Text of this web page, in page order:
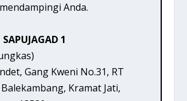
Anda.
1
Gang Kweni No.31, RT
Kramat Jati,